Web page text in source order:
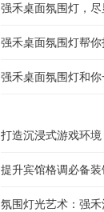
强禾桌面氛围灯，
强禾桌面氛围灯帮你
强禾桌面氛围灯和
打造沉浸式游戏环
提升宾馆格调必备
氛围灯光艺术：强